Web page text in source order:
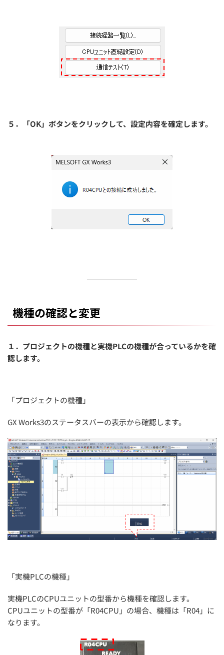
５．「OK」ボタンをクリックして、設定内容を確定します。
機種の確認と変更
１．プロジェクトの機種と実機PLCの機種が合っているかを確
認します。
「プロジェクトの機種」
GX Works3のステータスバーの表示から確認します。
「実機PLCの機種」
実機PLCのCPUユニットの型番から機種を確認します。
CPUユニットの型番が「R04CPU」の場合、機種は「R04」に
なります。